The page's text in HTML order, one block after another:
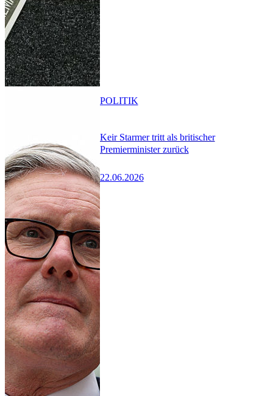
Keir Starmer tritt als britischer
Premierminister zurück
22.06.2026
POLITIK